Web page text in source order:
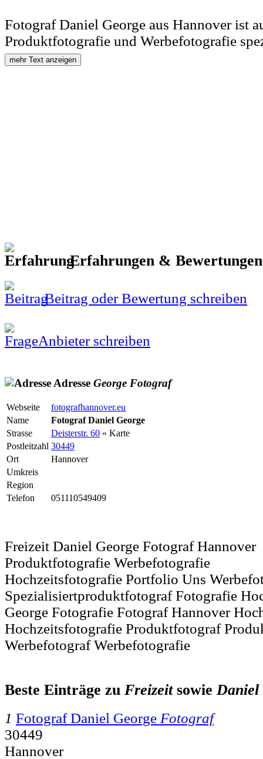
Fotograf Daniel George aus Hannover ist
Produktfotografie und Werbefotografie
mehr Text anzeigen
Erfahrungen &
Beitrag oder Bewertung schreiben
Anbieter schreiben
Adresse George Fotograf
Webseite
fotografhannover.eu
Name
Fotograf Daniel George
Strasse
Deisterstr. 60 « Karte
Postleitzahl 30449
Ort
Hannover
Umkreis
Region
Telefon
051110549409
Freizeit Daniel George Fotograf Hannover
Produktfotografie Werbefotografie
Hochzeitsfotografie Portfolio Uns
Spezialisiertproduktfotograf Fotografie
George Fotografie Fotograf Hannover
Hochzeitsfotografie Produktfotograf
Werbefotograf Werbefotografie
Beste Einträge zu FreizeitsowieDaniel
1 Fotograf Daniel George Fotograf
30449
Hannover